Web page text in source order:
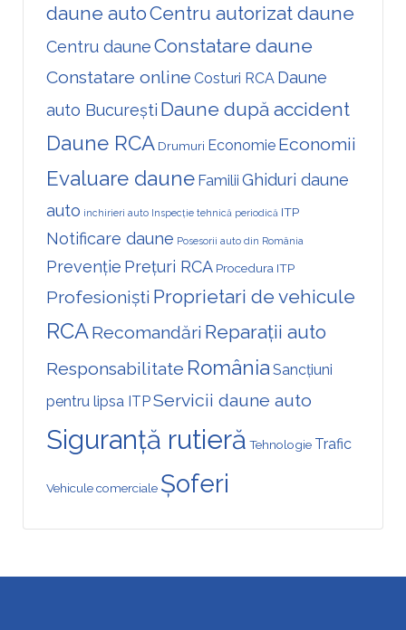
daune autoCentru autorizat daune
Centru dauneConstatare daune
Constatare online Costuri RCA Daune
auto București Daune după accident
Daune RCA Drumuri Economie Economii
Evaluare daune Familii Ghiduri daune
auto inchirieri auto Inspecție tehnică periodică ITP
Notificare daune Posesorii auto din România
Prevenție Prețuri RCA Procedura ITP
Profesioniști Proprietari de vehicule
RCA Recomandări Reparații auto
Responsabilitate România Sancțiuni
pentru lipsa ITPServicii daune auto
Siguranță rutieră Tehnologie Trafic
Vehicule comerciale Șoferi